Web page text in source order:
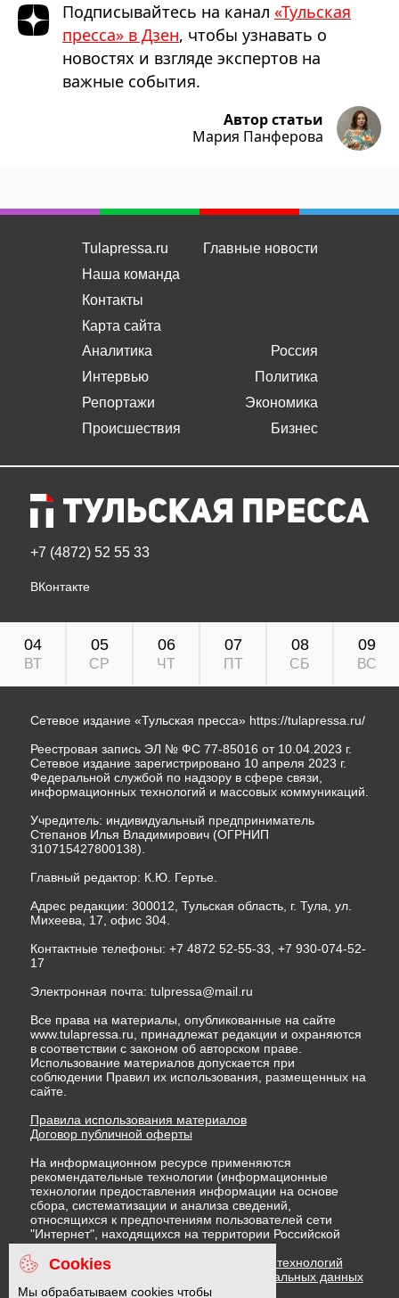
Подписывайтесь на канал «Тульская
пресса» в Дзен, чтобы узнавать о
новостях и взгляде экспертов на
важные события.
Автор статьи
Мария Панферова
Tulapressa.ru
Наша команда
Контакты
Карта сайта
Главные новости
Аналитика
Интервью
Репортажи
Происшествия
Россия
Политика
Экономика
Бизнес
+7 (4872) 52 55 33
ВКонтакте
04
ВТ
05
СР
06
ЧТ
07
ПТ
08
СБ
09
ВС
Сетевое издание «Тульская пресса» https://tulapressa.ru/
Реестровая запись ЭЛ № ФС 77-85016 от 10.04.2023 г.
Сетевое издание зарегистрировано 10 апреля 2023 г.
Федеральной службой по надзору в сфере связи,
информационных технологий и массовых коммуникаций.
Учредитель: индивидуальный предприниматель
Степанов Илья Владимирович (ОГРНИП
310715427800138).
Главный редактор: К.Ю. Гертье.
Адрес редакции: 300012, Тульская область, г. Тула, ул.
Михеева, 17, офис 304.
Контактные телефоны: +7 4872 52-55-33, +7 930-074-52-
17
Электронная почта: tulpressa@mail.ru
Все права на материалы, опубликованные на сайте
www.tulapressa.ru, принадлежат редакции и охраняются
в соответствии с законом об авторском праве.
Использование материалов допускается при
соблюдении Правил их использования, размещенных на
сайте.
Правила использования материалов
Договор публичной оферты
На информационном ресурсе применяются
рекомендательные технологии (информационные
технологии предоставления информации на основе
сбора, систематизации и анализа сведений,
относящихся к предпочтениям пользователей сети
"Интернет", находящихся на территории Российской
Федерации)
Правила применения рекомендательных технологий
Политика в отношении обработки персональных данных
Политика обработки файлов cookie
Cookies
Мы обрабатываем cookies чтобы